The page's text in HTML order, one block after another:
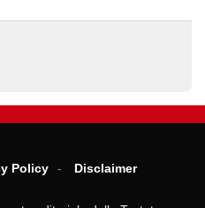
Policy Disclaimer